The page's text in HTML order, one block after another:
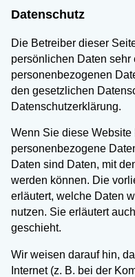
Datenschutz
Die Betreiber dieser
persönlichen Daten sehr
personenbezogenen
den gesetzlichen
Datenschutzerklärung.
Wenn Sie diese
personenbezogene
Daten sind Daten, mit
werden können. Die
erläutert, welche Daten
nutzen. Sie erläutert
geschieht.
Wir weisen darauf hin,
Internet (z. B. bei der